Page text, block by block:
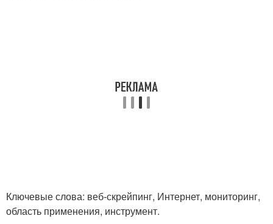
Ключевые слова: веб-скрейпинг, Интернет, мониторинг,
область применения, инструмент.